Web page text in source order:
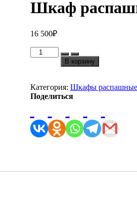
Шкаф
16 500₽
Количество
товара
ЛАГУНА-08
с/
В корзину
Категория: Шкафы распашные
Поделиться